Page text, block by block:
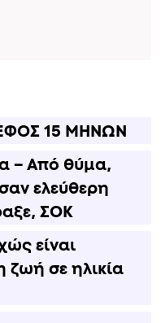
15 ΜΗΝΩΝ
– Από θύμα,
ελεύθερη
ΣΟΚ
είναι
ζωή σε ηλικία